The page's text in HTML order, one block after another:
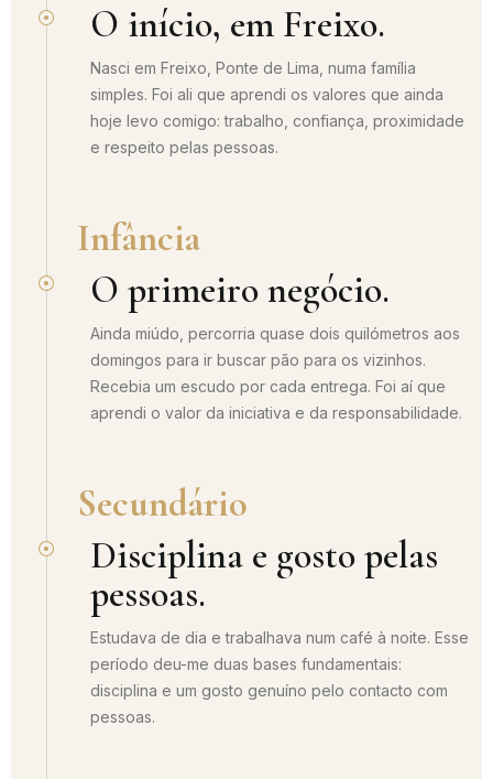
O início, em Freixo.
Nasci em Freixo, Ponte de Lima, numa família
simples. Foi ali que aprendi os valores que ainda
hoje levo comigo: trabalho, confiança, proximidade
e respeito pelas pessoas.
Infância
O primeiro negócio.
Ainda miúdo, percorria quase dois quilómetros aos
domingos para ir buscar pão para os vizinhos.
Recebia um escudo por cada entrega. Foi aí que
aprendi o valor da iniciativa e da responsabilidade.
Secundário
Disciplina e gosto pelas
pessoas.
Estudava de dia e trabalhava num café à noite. Esse
período deu-me duas bases fundamentais:
disciplina e um gosto genuíno pelo contacto com
pessoas.